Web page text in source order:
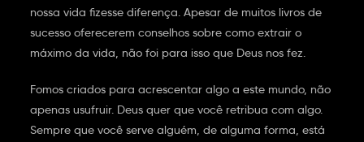
nossa vida fizesse diferença. Apesar de muitos livros de
sucesso oferecerem conselhos sobre como extrair o
máximo da vida, não foi para isso que Deus nos fez.
Fomos criados para acrescentar algo a este mundo, não
apenas usufruir. Deus quer que você retribua com algo.
Sempre que você serve alguém, de alguma forma, está